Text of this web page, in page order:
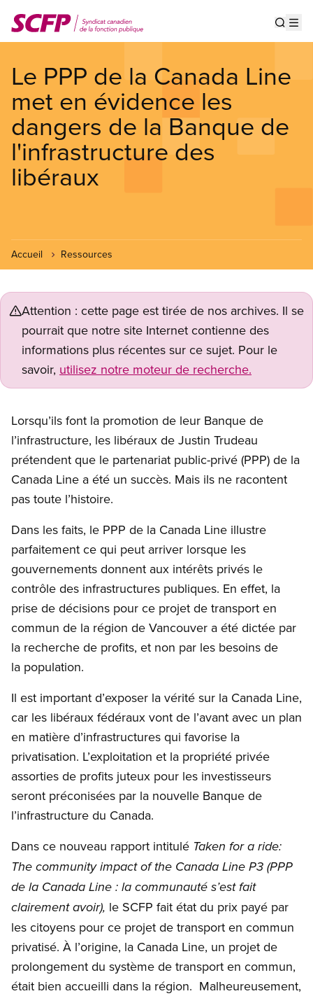
au
contenu
Le PPP de la Canada Line
met en évidence les
dangers de la Banque de
l'infrastructure des
libéraux
Accueil Ressources
Attention : cette page est tirée de nos archives. Il se
pourrait que notre site Internet contienne des
informations plus récentes sur ce sujet. Pour le
savoir, utilisez notre moteur de recherche.
Open image in modal
Lorsqu’ils font la promotion de leur Banque de
l’infrastructure, les libéraux de Justin Trudeau
prétendent que le partenariat public-privé (PPP) de la
Canada Line a été un succès. Mais ils ne racontent
pas toute l’histoire.
Dans les faits, le PPP de la Canada Line illustre
parfaitement ce qui peut arriver lorsque les
gouvernements donnent aux intérêts privés le
contrôle des infrastructures publiques. En effet, la
prise de décisions pour ce projet de transport en
commun de la région de Vancouver a été dictée par
la recherche de profits, et non par les besoins de
la population.
Il est important d’exposer la vérité sur la Canada Line,
car les libéraux fédéraux vont de l’avant avec un plan
en matière d’infrastructures qui favorise la
privatisation. L’exploitation et la propriété privée
assorties de profits juteux pour les investisseurs
seront préconisées par la nouvelle Banque de
l’infrastructure du Canada.
Dans ce nouveau rapport intitulé Taken for a ride:
The community impact of the Canada Line P3 (PPP
de la Canada Line : la communauté s’est fait
clairement avoir), le SCFP fait état du prix payé par
les citoyens pour ce projet de transport en commun
privatisé. À l’origine, la Canada Line, un projet de
prolongement du système de transport en commun,
était bien accueilli dans la région. Malheureusement,